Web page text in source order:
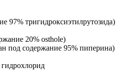
97% тригидроксиэтилрутозида)
20% osthole)
под содержание 95% пиперина)